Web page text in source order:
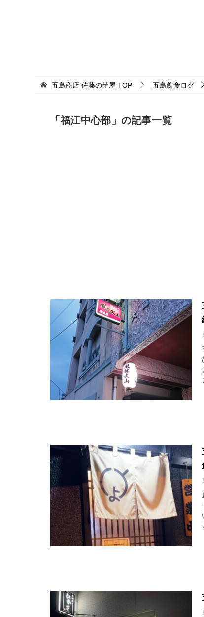
五島商店 佐藤の芋屋 TOP 五島飲食ログ
「福江中心部」の記事一覧